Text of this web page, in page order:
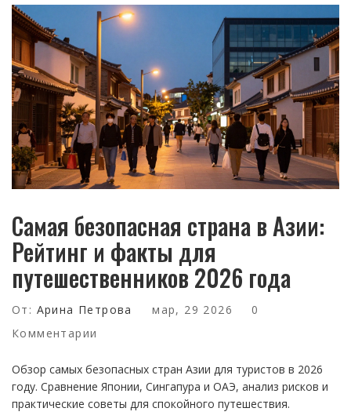
Самая безопасная страна в Азии:
Рейтинг и факты для
путешественников 2026 года
От: Арина Петрова мар, 29 2026
0
Комментарии
Обзор самых безопасных стран Азии для туристов в 2026
году. Сравнение Японии, Сингапура и ОАЭ, анализ рисков и
практические советы для спокойного путешествия.